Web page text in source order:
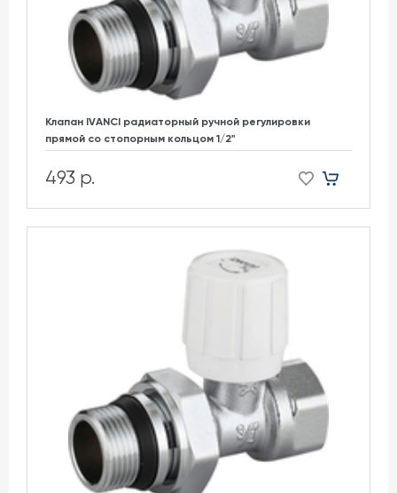
Клапан IVANCI радиаторный ручной регулировки
прямой со стопорным кольцом 1/2"
493 р.